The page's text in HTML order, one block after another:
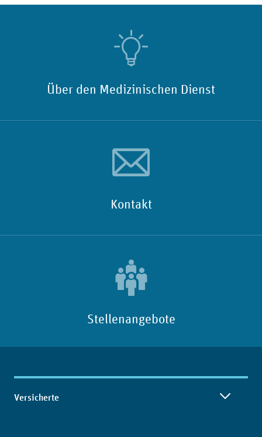
Über den Medizinischen Dienst
Kontakt
Stellenangebote
Inhaltsübersicht
Versicherte